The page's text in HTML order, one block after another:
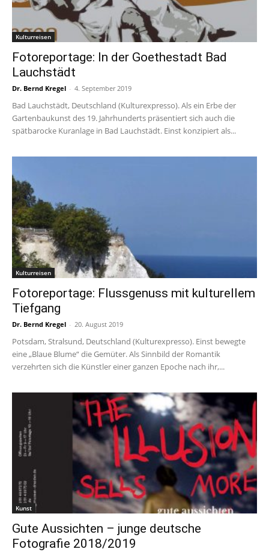
Kulturreisen
Fotoreportage: In der Goethestadt Bad
Lauchstädt
Dr. Bernd Kregel - 4. September 2019
Bad Lauchstädt, Deutschland (Kulturexpresso). Als ein Erbe der
Gartenbaukunst des 19. Jahrhunderts präsentiert sich auch die
spätbarocke Kuranlage in Bad Lauchstädt. Einst konzipiert als...
Kulturreisen
Fotoreportage: Flussgenuss mit kulturellem
Tiefgang
Dr. Bernd Kregel - 20. August 2019
Potsdam, Stralsund, Deutschland (Kulturexpresso). Einst bewegte
eine „Blaue Blume“ die Gemüter. Als Sinnbild der Romantik
verzehrten sich die Künstler einer ganzen Epoche nach ihr,...
Kunst
Gute Aussichten – junge deutsche
Fotografie 2018/2019